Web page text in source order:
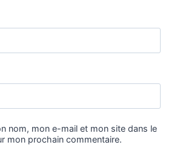
nom, mon e-mail et mon site dans le
mon prochain commentaire.